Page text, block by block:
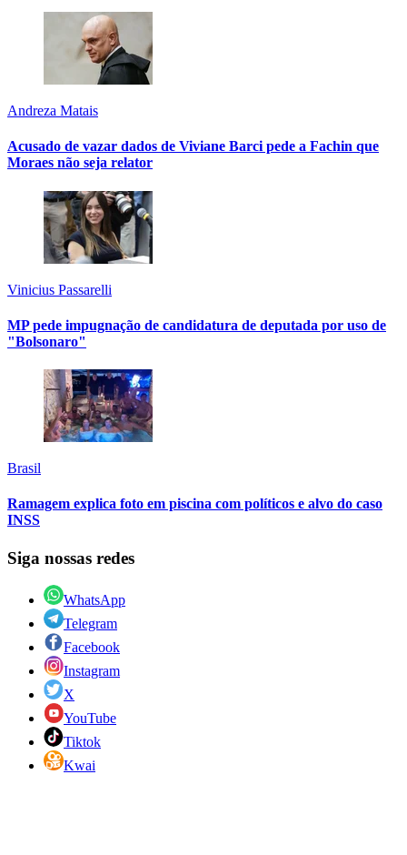
Andreza Matais
Acusado de vazar dados de Viviane Barci pede a Fachin que
Moraes não seja relator
Vinicius Passarelli
MP pede impugnação de candidatura de deputada por uso de
"Bolsonaro"
Brasil
Ramagem explica foto em piscina com políticos e alvo do caso
INSS
Siga nossas redes
WhatsApp
Telegram
Facebook
Instagram
X
YouTube
Tiktok
Kwai